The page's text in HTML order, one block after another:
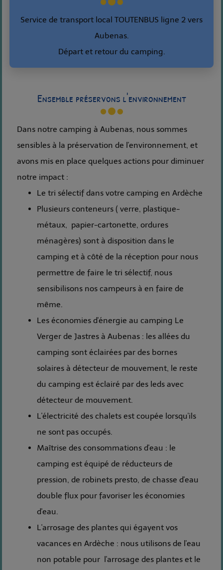
Service de transport local TOUTENBUS ligne 2 vers
Aubenas.
Départ et retour du camping.
Ensemble préservons l'environnement
Dans notre camping à Aubenas, nous sommes
sensibles à la préservation de l'environnement, et
avons mis en place quelques actions pour diminuer
notre impact :
Le tri sélectif dans votre camping en Ardèche
Plusieurs conteneurs ( verre, plastique-
métaux, papier-cartonette, ordures
ménagères) sont à disposition dans le
camping et à côté de la réception pour nous
permettre de faire le tri sélectif, nous
sensibilisons nos campeurs à en faire de
même.
Les économies d'énergie au camping Le
Verger de Jastres à Aubenas : les allées du
camping sont éclairées par des bornes
solaires à détecteur de mouvement, le reste
du camping est éclairé par des leds avec
détecteur de mouvement.
L'électricité des chalets est coupée lorsqu'ils
ne sont pas occupés.
Maîtrise des consommations d'eau : le
camping est équipé de réducteurs de
pression, de robinets presto, de chasse d'eau
double flux pour favoriser les économies
d'eau.
L'arrosage des plantes qui égayent vos
vacances en Ardèche : nous utilisons de l'eau
non potable pour l'arrosage des plantes et le